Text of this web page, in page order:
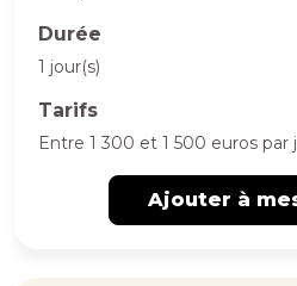
Durée
1 jour(s)
Tarifs
Entre 1 300 et 1 500 euros
Ajouter à